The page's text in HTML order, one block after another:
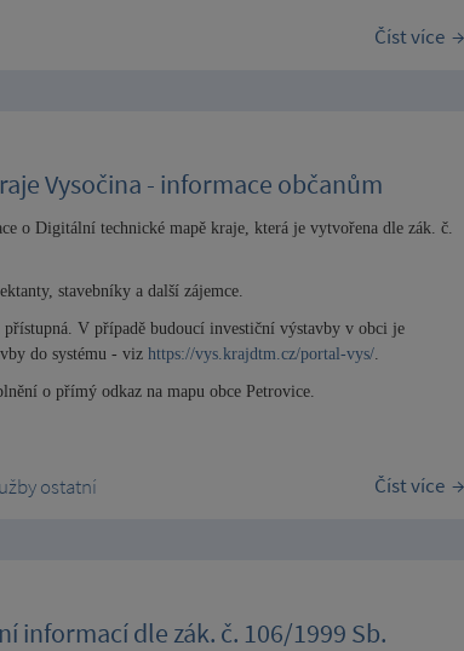
Číst více
Vysočina - informace občanům
o Digitální technické mapě kraje, která je vytvořena dle zák. č.
stavebníky a další zájemce.
V případě budoucí investiční výstavby v obci je
do systému - viz https://vys.krajdtm.cz/portal-vys/.
o přímý odkaz na mapu obce Petrovice.
ostatní Číst více
informací dle zák. č. 106/1999 Sb.